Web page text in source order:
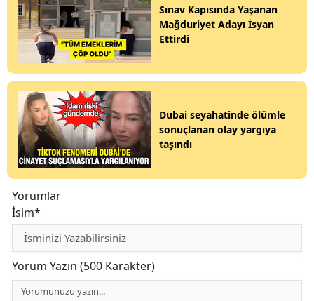
Sınav Kapısında Yaşanan
Mağduriyet Adayı İsyan
Ettirdi
Dubai seyahatinde ölümle
sonuçlanan olay yargıya
taşındı
Yorumlar
İsim*
Yorum Yazın (500 Karakter)